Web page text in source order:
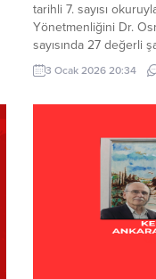
tarihli 7. sayısı
Yönetmenliğini Dr.
sayısında 27 değerli
yaparak
Derginin bu özel
3 Ocak 2026 20:34